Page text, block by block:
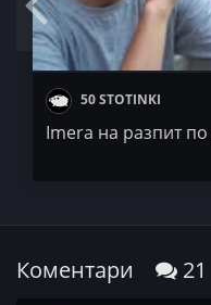
50 STOTINKI
Imera на разпит
Коментари 21